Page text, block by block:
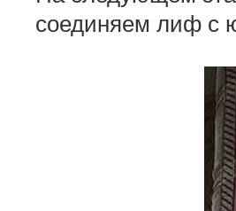
соединяем лиф с